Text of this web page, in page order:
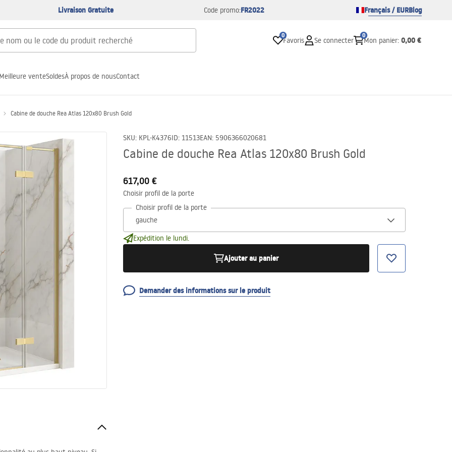
Livraison Gratuite Code promo:FR2022 Français / EURBlog
0
Favoris Se connecter
0
Mon panier: 0,00 €
Meilleure venteSoldesÀ propos de nousContact
Cabine de douche Rea Atlas 120x80 Brush Gold
SKU: KPL-K4376ID: 11513EAN: 5906366020681
Cabine de douche Rea Atlas 120x80 Brush Gold
617,00 €
Choisir profil de la porte
Choisir profil de la porte
Expédition le lundi.
Ajouter au panier
Demander des informations sur le produit